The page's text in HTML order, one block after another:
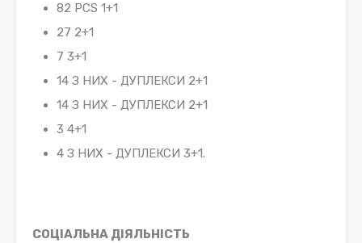
82 PCS 1+1
27 2+1
7 3+1
14 З НИХ - ДУПЛЕКСИ 2+1
14 З НИХ - ДУПЛЕКСИ 2+1
3 4+1
4 З НИХ - ДУПЛЕКСИ 3+1.
СОЦІАЛЬНА ДІЯЛЬНІСТЬ